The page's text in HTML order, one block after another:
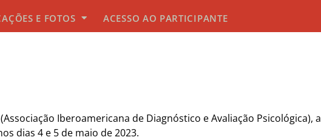
E FOTOS ACESSO AO PARTICIPANTE
Iberoamericana de Diagnóstico e Avaliação Psicológica), a
dias 4 e 5 de maio de 2023.